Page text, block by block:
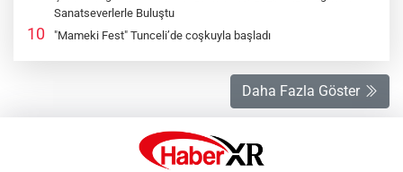
Sanatseverlerle Buluştu
"Mameki Fest" Tunceli’de coşkuyla başladı
Daha Fazla Göster